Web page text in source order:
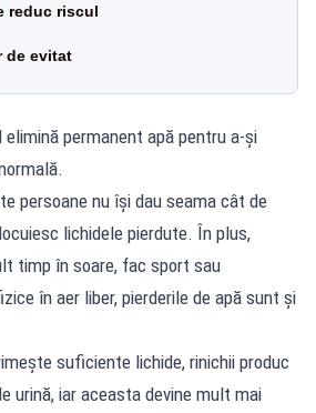
reduc riscul
de evitat
permanent apă pentru a-și
persoane nu își dau seama cât de
lichidele pierdute. În plus,
timp în soare, fac sport sau
în aer liber, pierderile de apă sunt și
suficiente lichide, rinichii produc
urină, iar aceasta devine mult mai